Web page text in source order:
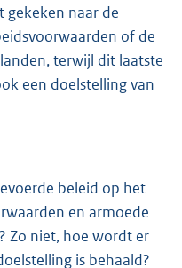
gekeken naar de
of de
terwijl dit laatste
een doelstelling van
beleid op het
en armoede
Zo niet, hoe wordt er
is behaald?